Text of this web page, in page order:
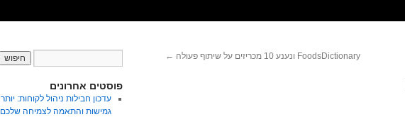
FoodsDictionary ונענע 10 מכריזים על שיתוף פעולה ←
פוסטים אחרונים
עדכון חבילות ניהול לקוחות: יותר
גמישות והתאמה לצמיחה שלכם